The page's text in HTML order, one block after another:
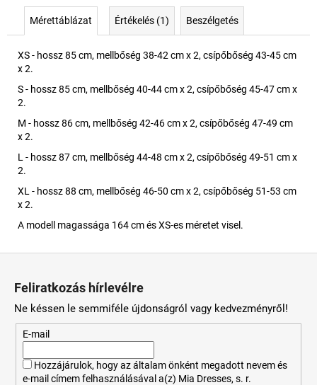
Mérettáblázat Értékelés (1) Beszélgetés
XS - hossz 85 cm, mellbőség 38-42 cm x 2, csípőbőség 43-45 cm
x 2.
S - hossz 85 cm, mellbőség 40-44 cm x 2, csípőbőség 45-47 cm x
2.
M - hossz 86 cm, mellbőség 42-46 cm x 2, csípőbőség 47-49 cm
x 2.
L - hossz 87 cm, mellbőség 44-48 cm x 2, csípőbőség 49-51 cm x
2.
XL - hossz 88 cm, mellbőség 46-50 cm x 2, csípőbőség 51-53 cm
x 2.
A modell magassága 164 cm és XS-es méretet visel.
Feliratkozás hírlevélre
Ne késsen le semmiféle újdonságról vagy kedvezményről!
E-mail
Hozzájárulok, hogy az általam önként megadott nevem és
e-mail címem felhasználásával a(z) Mia Dresses, s. r.